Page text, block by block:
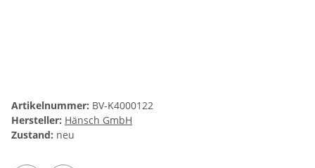
Artikelnummer: BV-K4000122
Hersteller: Hänsch GmbH
Zustand: neu